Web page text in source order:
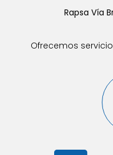
Rapsa Vía
Ofrecemos